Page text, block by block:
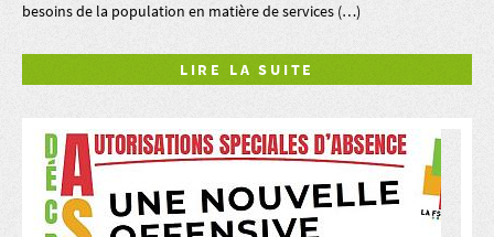
besoins de la population en matière de services (…)
LIRE LA SUITE